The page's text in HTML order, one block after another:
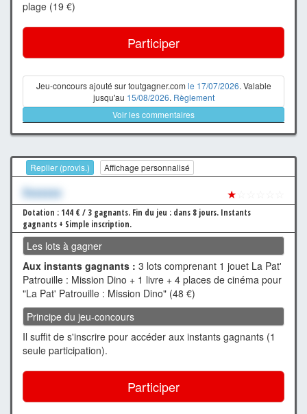
plage (19 €)
Participer
Jeu-concours ajouté sur toutgagner.com le 17/07/2026. Valable
jusqu'au 15/08/2026. Règlement
Voir les commentaires
Replier (provis.) Affichage personnalisé
Xxxxxxx ★
Dotation : 144 € / 3 gagnants. Fin du jeu : dans 8 jours. Instants
gagnants + Simple inscription.
Les lots à gagner
Aux instants gagnants : 3 lots comprenant 1 jouet La Pat'
Patrouille : Mission Dino + 1 livre + 4 places de cinéma pour
"La Pat' Patrouille : Mission Dino" (48 €)
Principe du jeu-concours
Il suffit de s'inscrire pour accéder aux instants gagnants (1
seule participation).
Participer